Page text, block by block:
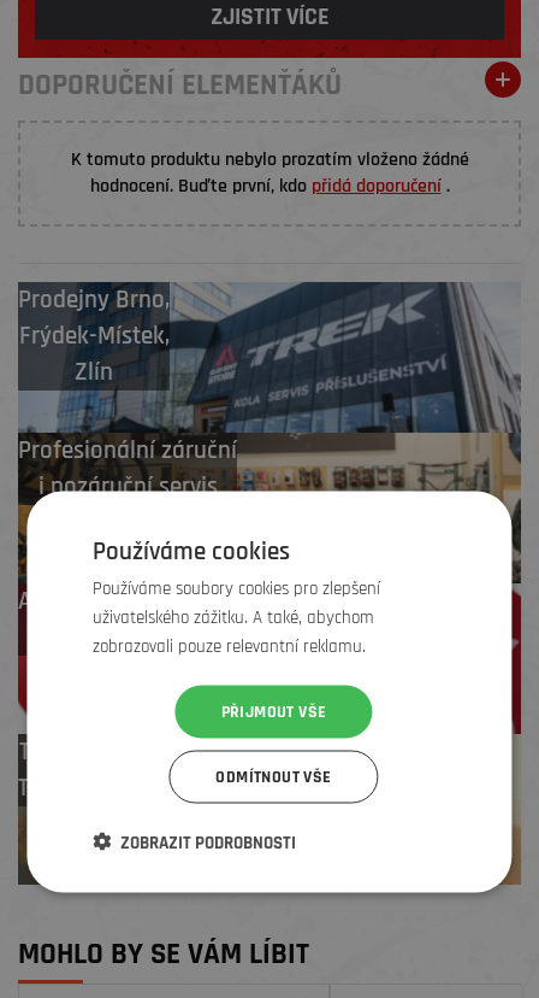
ZJISTIT VÍCE
DOPORUČENÍ ELEMENŤÁKŮ
K tomuto produktu nebylo prozatím vloženo žádné
hodnocení. Buďte první, kdo přidá doporučení.
ProdejnyBrno,
Frýdek-Místek,
Zlín
Profesionální záruční
i pozáruční servis
Až 4 % cashback
na další nákup
Test centrum
TREK zdarma
MOHLO BY SE VÁM LÍBIT
Používáme cookies
Používáme soubory cookies pro zlepšení
uživatelského zážitku. A také, abychom
zobrazovali pouze relevantní reklamu.
PŘIJMOUT VŠE
ODMÍTNOUT VŠE
ZOBRAZIT PODROBNOSTI